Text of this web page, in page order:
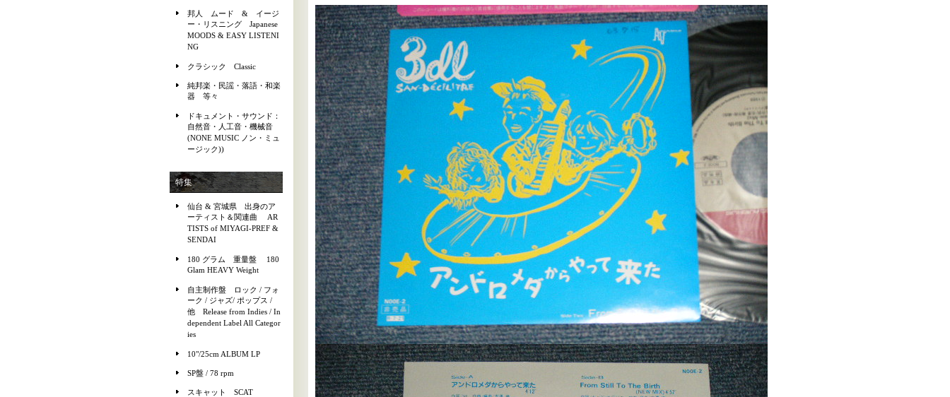
邦人 ムード & イージ
ー・リスニング Japanese
MOODS & EASY LISTENI
NG
クラシック Classic
純邦楽・民謡・落語・和楽
器 等々
ドキュメント・サウンド：
自然音・人工音・機械音
(NONE MUSIC ノン・ミュ
ージック))
特集
仙台 & 宮城県 出身のア
ーティスト＆関連曲 AR
TISTS of MIYAGI-PREF &
SENDAI
180 グラム 重量盤 180
Glam HEAVY Weight
自主制作盤 ロック / フォ
ーク / ジャズ/ ポップス /
他 Release from Indies / In
dependent Label All Categor
ies
10"/25cm ALBUM LP
SP盤 / 78 rpm
スキャット SCAT